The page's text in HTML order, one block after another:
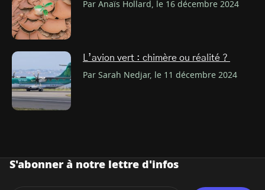
Par Anaïs Hollard, le 16 décembre 2024
L’avion vert : chimère ou réalité ?
Par Sarah Nedjar, le 11 décembre 2024
S'abonner à notre lettre d'infos